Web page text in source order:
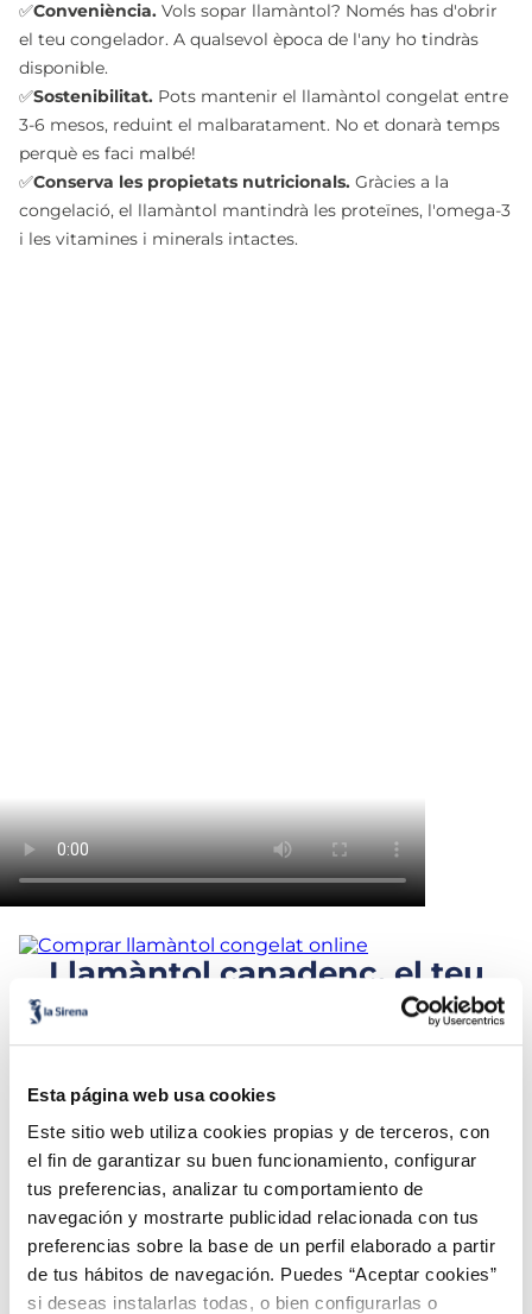
Esta página web usa cookies
Este sitio web utiliza cookies propias y de terceros, con
el fin de garantizar su buen funcionamiento, configurar
tus preferencias, analizar tu comportamiento de
navegación y mostrarte publicidad relacionada con tus
preferencias sobre la base de un perfil elaborado a partir
de tus hábitos de navegación. Puedes “Aceptar cookies”
si deseas instalarlas todas, o bien configurarlas o
✅Conveniència. Vols sopar llamàntol? Només has d'obrir
el teu congelador. A qualsevol època de l'any ho tindràs
disponible.
✅Sostenibilitat. Pots mantenir el llamàntol congelat entre
3-6 mesos, reduint el malbaratament. No et donarà temps
perquè es faci malbé!
✅Conserva les propietats nutricionals. Gràcies a la
congelació, el llamàntol mantindrà les proteïnes, l'omega-3
i les vitamines i minerals intactes.
Llamàntol canadenc, el teu
paladar s'ho mereix!
acabat de sortir del mar? Això sí que és cosa bona! De
online.
➡️ VULL LLAMÀNTOL
Trucs per descongelar i
cuinar llamàntol